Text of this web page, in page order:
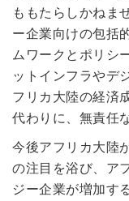
ももたらしかねま
ー企業向けの包括
ムワークとポリシ
ットインフラやデ
フリカ大陸の経済
代わりに、無責任
今後アフリカ大陸
の注目を浴び、ア
ジー企業が増加す